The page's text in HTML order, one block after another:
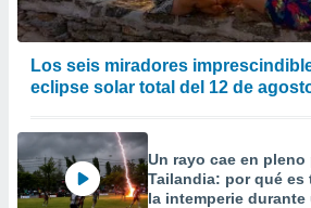
Los seis miradores
eclipse solar total del 12 de
Un rayo cae en
Tailandia: por qué
la intemperie durante